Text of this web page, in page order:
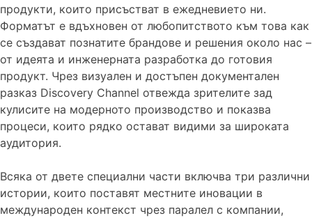
продукти, които присъстват в ежедневието ни.
Форматът е вдъхновен от любопитството към това как
се създават познатите брандове и решения около нас –
от идеята и инженерната разработка до готовия
продукт. Чрез визуален и достъпен документален
разказ Discovery Channel отвежда зрителите зад
кулисите на модерното производство и показва
процеси, които рядко остават видими за широката
аудитория.
Всяка от двете специални части включва три различни
истории, които поставят местните иновации в
международен контекст чрез паралел с компании,